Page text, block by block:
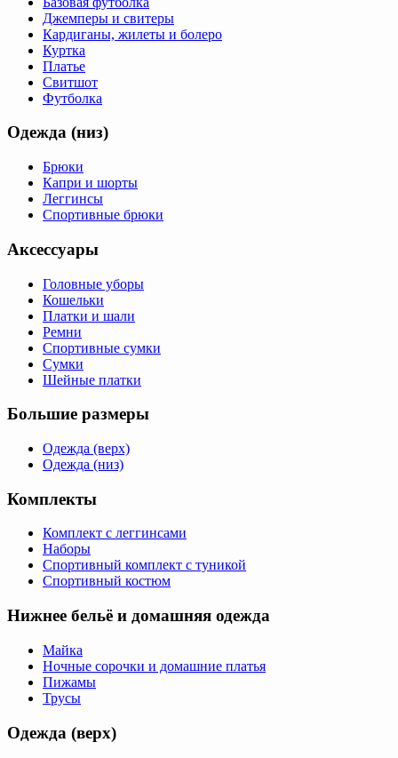
Джемперы и свитеры
Кардиганы, жилеты и болеро
Куртка
Платье
Свитшот
Футболка
Одежда (низ)
Брюки
Капри и шорты
Леггинсы
Спортивные брюки
Аксессуары
Головные уборы
Кошельки
Платки и шали
Ремни
Спортивные сумки
Сумки
Шейные платки
Большие размеры
Одежда (верх)
Одежда (низ)
Комплекты
Комплект с леггинсами
Наборы
Спортивный комплект с туникой
Спортивный костюм
Нижнее бельё и домашняя одежда
Майка
Ночные сорочки и домашние платья
Пижамы
Трусы
Одежда (верх)